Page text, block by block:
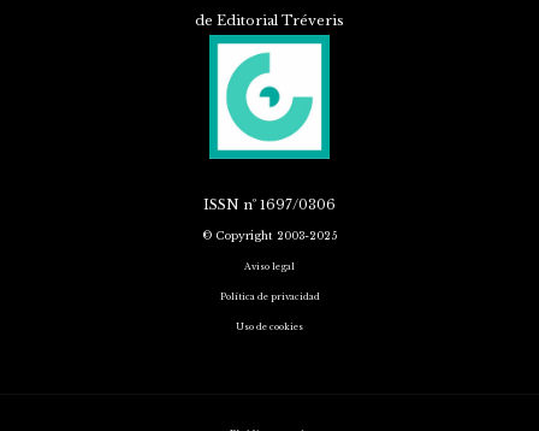
de Editorial Tréveris
ISSN nº 1697/0306
© Copyright 2003-2025
Aviso legal
Política de privacidad
Uso de cookies